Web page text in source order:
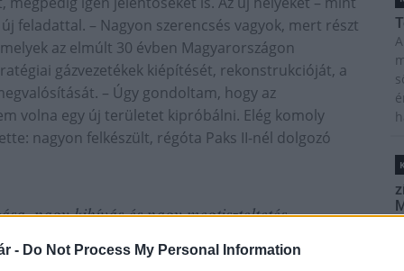
- Do Not Process My Personal Information
feladattal. – Nagyon szerencsés vagyok, mert részt
az elmúlt 30 évben Magyarországon
gázvezetékek kiépítését, rekonstrukcióját, a
– Úgy gondoltam, hogy az
volna egy új területet kipróbálni. Elég komoly
nagyon felkészült, régóta Paks II-nél dolgozó
nagy kihívás és nagy megtiszteltetés,